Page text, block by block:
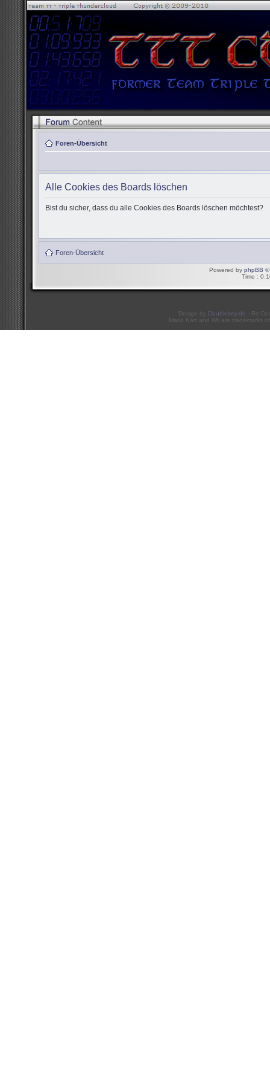
Foren-Übersicht
Alle Cookies des Boards löschen
Bist du sicher, dass du alle Cookies des Boards löschen möchtest?
Foren-Übersicht
Powered by phpBB ©
Time :
Design by Doublekey.de - Re-
Mario Kart and Wii are trademarks